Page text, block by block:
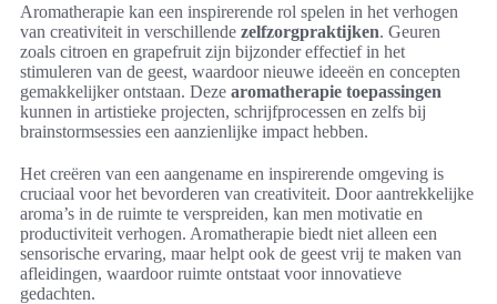
Aromatherapie kan een inspirerende rol spelen in het verhogen
van creativiteit in verschillende zelfzorgpraktijken. Geuren
zoals citroen en grapefruit zijn bijzonder effectief in het
stimuleren van de geest, waardoor nieuwe ideeën en concepten
gemakkelijker ontstaan. Deze aromatherapie toepassingen
kunnen in artistieke projecten, schrijfprocessen en zelfs bij
brainstormsessies een aanzienlijke impact hebben.
Het creëren van een aangename en inspirerende omgeving is
cruciaal voor het bevorderen van creativiteit. Door aantrekkelijke
aroma’s in de ruimte te verspreiden, kan men motivatie en
productiviteit verhogen. Aromatherapie biedt niet alleen een
sensorische ervaring, maar helpt ook de geest vrij te maken van
afleidingen, waardoor ruimte ontstaat voor innovatieve
gedachten.